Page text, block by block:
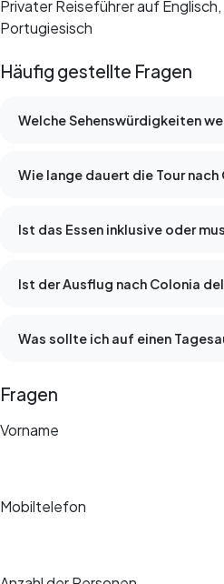
Privater Reiseführer auf
Portugiesisch
Häufig gestellte Fragen
Welche Sehenswürdigkeiten
Wie lange dauert die Tour
Ist das Essen inklusive oder
Ist der Ausflug nach Colonia
Was sollte ich auf einen
Fragen
Vorname
Mobiltelefon